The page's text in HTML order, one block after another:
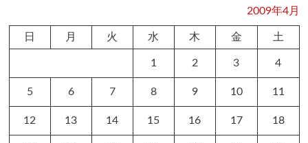
2009年4月
日 月 火 水 木 金 土
1 2 3 4
5 6 7 8 9 10 11
12 13 14 15 16 17 18